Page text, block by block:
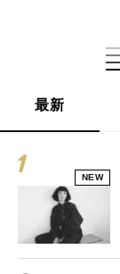
最新
NEW